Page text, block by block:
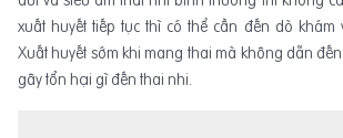
xuất huyết tiếp tục thì có thể cần đến dò khám
Xuất huyết sớm khi mang thai mà không dẫn
gây tổn hại gì đến thai nhi.